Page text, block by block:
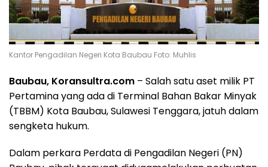
Kantor Pengadilan Negeri Kota Baubau Foto: Muhlis
Baubau, Koransultra.com – Salah satu aset milik PT
Pertamina yang ada di Terminal Bahan Bakar Minyak
(TBBM) Kota Baubau, Sulawesi Tenggara, jatuh dalam
sengketa hukum.
Dalam perkara Perdata di Pengadilan Negeri (PN)